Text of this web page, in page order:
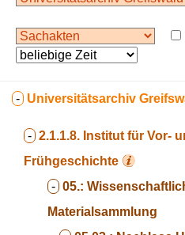
- Universitätsarchiv
- 2.1.1.8. Institut für Vor-
Frühgeschichte
- 05.:
Materialsammlung